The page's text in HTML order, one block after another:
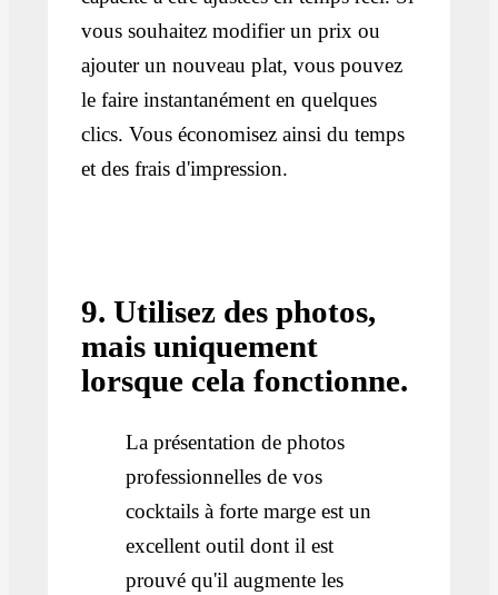
vous souhaitez modifier un prix ou
ajouter un nouveau plat, vous pouvez
le faire instantanément en quelques
clics. Vous économisez ainsi du temps
et des frais d'impression.
9. Utilisez des photos,
mais uniquement
lorsque cela fonctionne.
La présentation de photos
professionnelles de vos
cocktails à forte marge est un
excellent outil dont il est
prouvé qu'il augmente les